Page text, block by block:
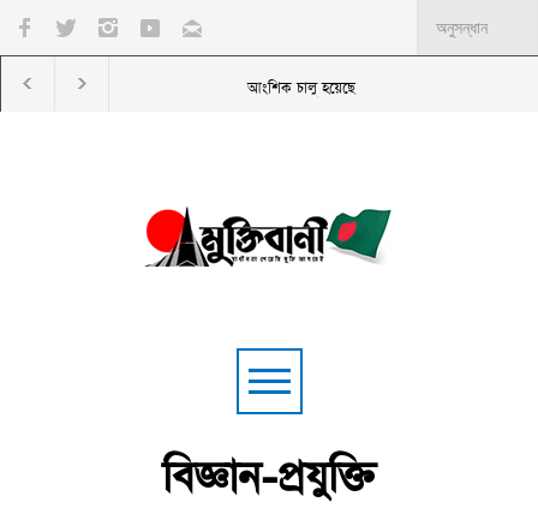
11-Party Alliance announces nationwide
বিজ্ঞান-প্রযুক্তি